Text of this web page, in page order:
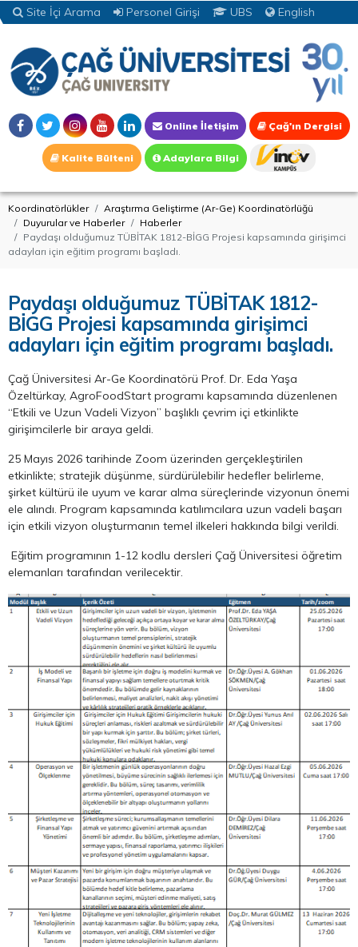
Site İçi Arama Personel Girişi UBS English
Online İletişim Çağ'ın Dergisi
Kalite Bülteni Adaylara Bilgi
Koordinatörlükler
Araştırma Geliştirme (Ar-Ge) Koordinatörlüğü
Duyurular ve Haberler
Haberler
Paydaşı olduğumuz TÜBİTAK 1812-BİGG Projesi kapsamında girişimci
adayları için eğitim programı başladı.
Paydaşı olduğumuz TÜBİTAK 1812-
BİGG Projesi kapsamında girişimci
adayları için eğitim programı başladı.
Çağ Üniversitesi Ar-Ge Koordinatörü Prof. Dr. Eda Yaşa
Özeltürkay, AgroFoodStart programı kapsamında düzenlenen
“Etkili ve Uzun Vadeli Vizyon” başlıklı çevrim içi etkinlikte
girişimcilerle bir araya geldi.
25 Mayıs 2026 tarihinde Zoom üzerinden gerçekleştirilen
etkinlikte; stratejik düşünme, sürdürülebilir hedefler belirleme,
şirket kültürü ile uyum ve karar alma süreçlerinde vizyonun önemi
ele alındı. Program kapsamında katılımcılara uzun vadeli başarı
için etkili vizyon oluşturmanın temel ilkeleri hakkında bilgi verildi.
Eğitim programının 1-12 kodlu dersleri Çağ Üniversitesi öğretim
elemanları tarafından verilecektir.